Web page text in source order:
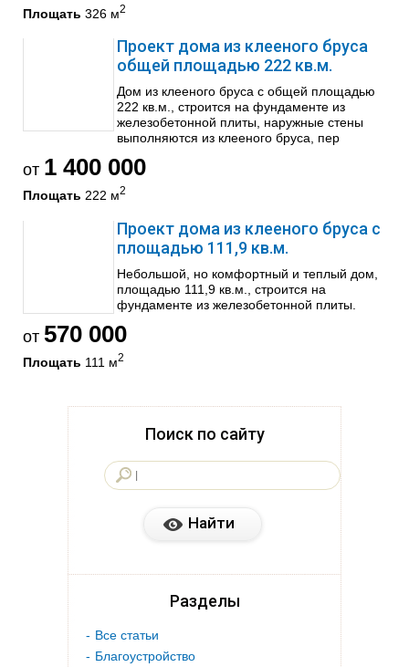
Площать 326 м2
Проект дома из клееного бруса
общей площадью 222 кв.м.
Дом из клееного бруса с общей площадью
222 кв.м., строится на фундаменте из
железобетонной плиты, наружные стены
выполняются из клееного бруса, пер
от 1 400 000
Площать 222 м2
Проект дома из клееного бруса с
площадью 111,9 кв.м.
Небольшой, но комфортный и теплый дом,
площадью 111,9 кв.м., строится на
фундаменте из железобетонной плиты.
от 570 000
Площать 111 м2
Поиск по сайту
Разделы
Все статьи
Благоустройство